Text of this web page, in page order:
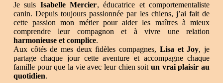
Je suis Isabelle Mercier, éducatrice et comportementaliste
canin. Depuis toujours passionnée par les chiens, j’ai fait de
cette passion mon métier pour aider les maîtres à mieux
comprendre leur compagnon et à vivre une relation
harmonieuse et complice.
Aux côtés de mes deux fidèles compagnes, Lisa et Joy, je
partage chaque jour cette aventure et accompagne chaque
famille pour que la vie avec leur chien soitun vrai plaisir au
quotidien.